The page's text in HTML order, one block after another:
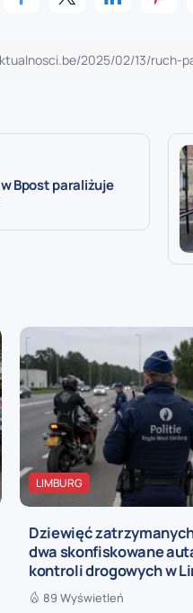
Bpost paraliżuje
LIMBURG
Dziewięć
dwa skonfiskowane
kontroli drogowych w
89 Wyświetleń